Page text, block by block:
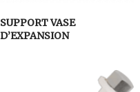
SUPPORT VASE
D’EXPANSION